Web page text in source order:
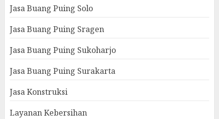
Jasa Buang Puing Solo
Jasa Buang Puing Sragen
Jasa Buang Puing Sukoharjo
Jasa Buang Puing Surakarta
Jasa Konstruksi
Layanan Kebersihan